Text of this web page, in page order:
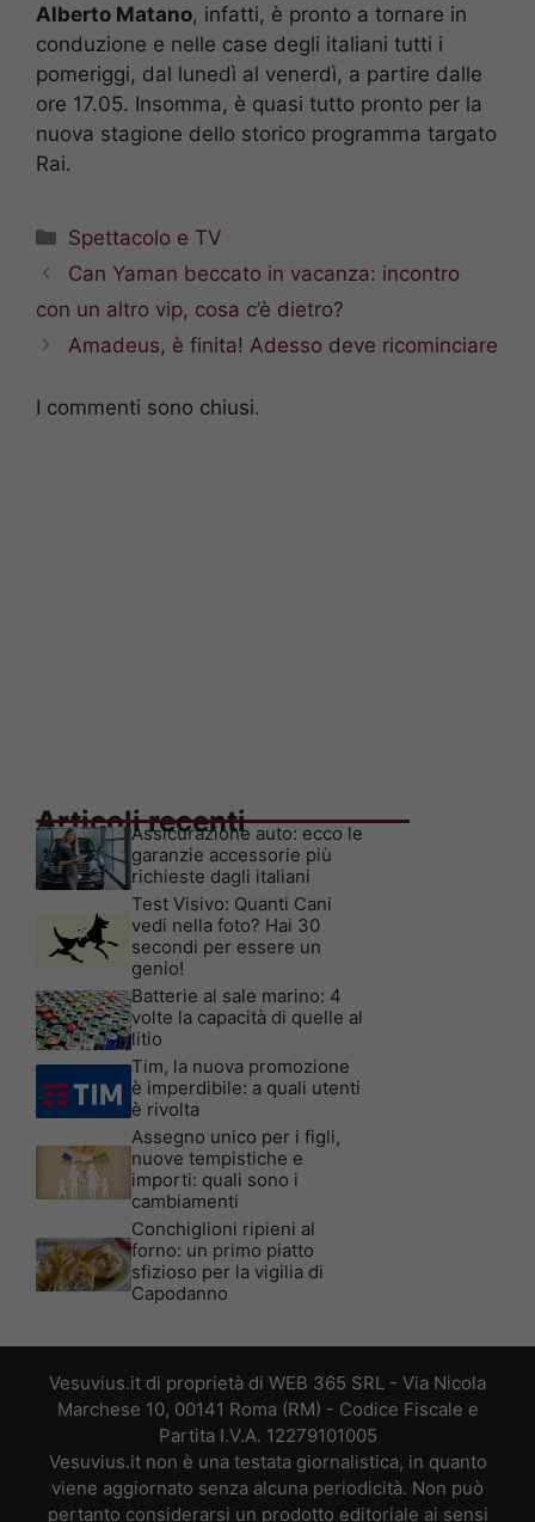
Alberto Matano, infatti, è pronto a tornare in
conduzione e nelle case degli italiani tutti i
pomeriggi, dal lunedì al venerdì, a partire dalle
ore 17.05. Insomma, è quasi tutto pronto per la
nuova stagione dello storico programma targato
Rai.
Categorie
Spettacolo e TV
Can Yaman beccato in vacanza: incontro
con un altro vip, cosa c’è dietro?
Amadeus, è finita! Adesso deve ricominciare
I commenti sono chiusi.
Articoli recenti
Assicurazione auto: ecco le
garanzie accessorie più
richieste dagli italiani
Test Visivo: Quanti Cani
vedi nella foto? Hai 30
secondi per essere un
genio!
Batterie al sale marino: 4
volte la capacità di quelle al
litio
Tim, la nuova promozione
è imperdibile: a quali utenti
è rivolta
Assegno unico per i figli,
nuove tempistiche e
importi: quali sono i
cambiamenti
Conchiglioni ripieni al
forno: un primo piatto
sfizioso per la vigilia di
Capodanno
Vesuvius.it di proprietà di WEB 365 SRL - Via Nicola
Marchese 10, 00141 Roma (RM) - Codice Fiscale e
Partita I.V.A. 12279101005
Vesuvius.it non è una testata giornalistica, in quanto
viene aggiornato senza alcuna periodicità. Non può
pertanto considerarsi un prodotto editoriale ai sensi